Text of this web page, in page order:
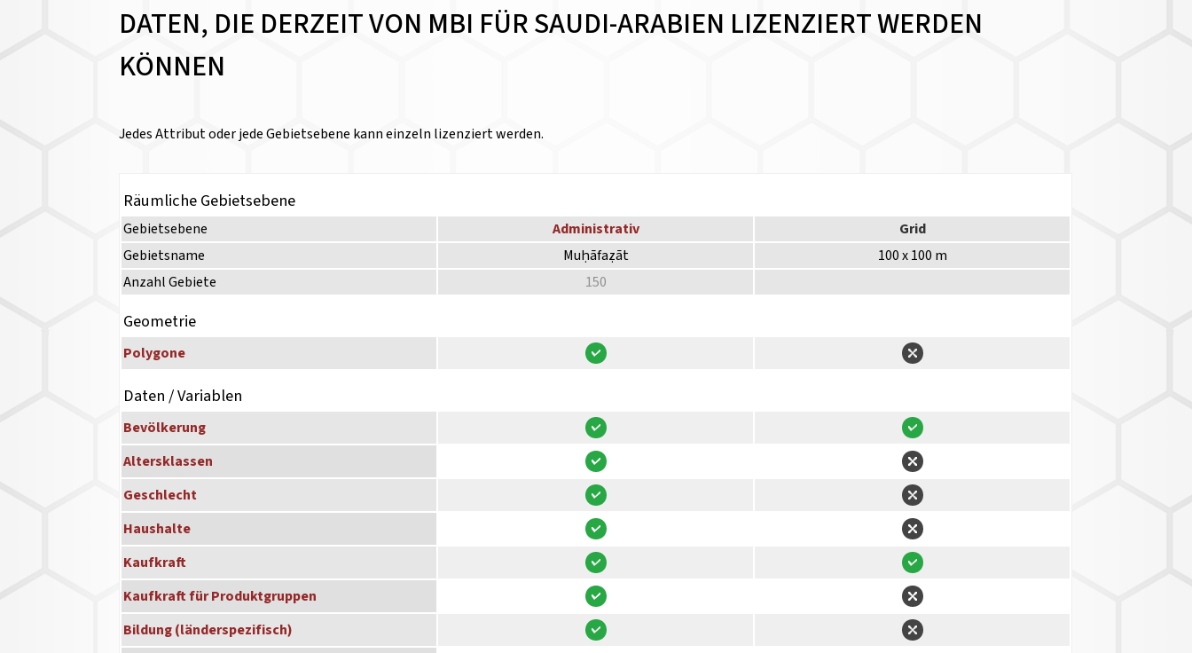
DATEN, DIE DERZEIT VON MBI FÜR SAUDI-ARABIEN LIZENZIERT WERDEN
KÖNNEN
Jedes Attribut oder jede Gebietsebene kann einzeln lizenziert werden.
Räumliche Gebietsebene
Gebietsebene Administrativ
Grid
Gebietsname
Muḥāfaẓāt
100 x 100 m
Anzahl Gebiete
150
Geometrie
Polygone
Daten / Variablen
Bevölkerung
Altersklassen
Geschlecht
Haushalte
Kaufkraft
Kaufkraft für Produktgruppen
Bildung (länderspezifisch)